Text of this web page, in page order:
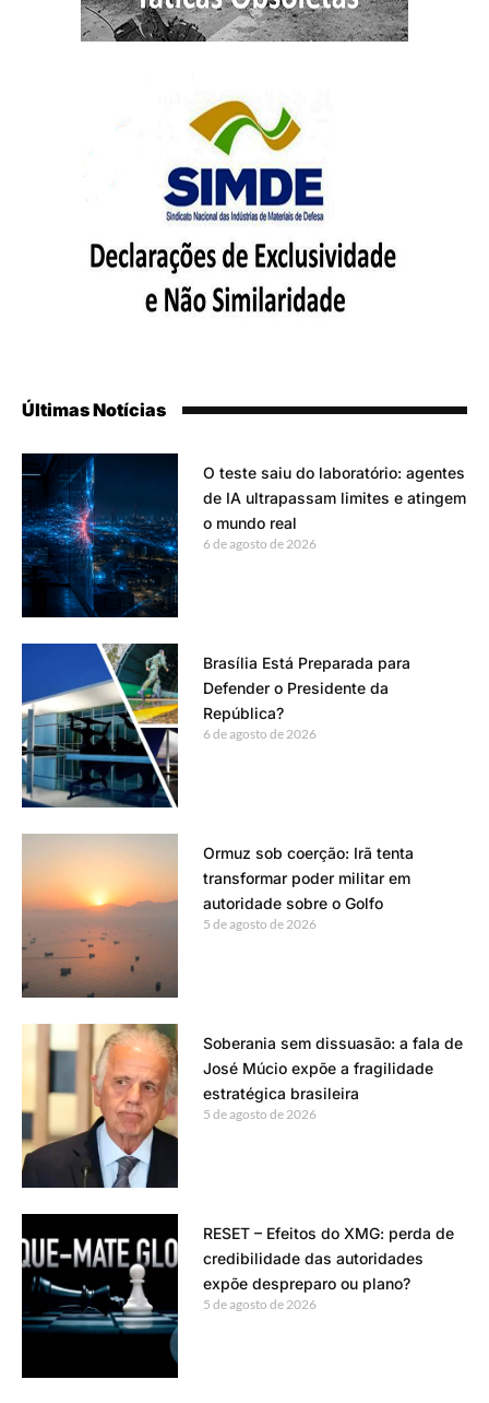
Últimas Notícias
O teste saiu do laboratório: agentes
de IA ultrapassam limites e atingem
o mundo real
6 de agosto de 2026
Brasília Está Preparada para
Defender o Presidente da
República?
6 de agosto de 2026
Ormuz sob coerção: Irã tenta
transformar poder militar em
autoridade sobre o Golfo
5 de agosto de 2026
Soberania sem dissuasão: a fala de
José Múcio expõe a fragilidade
estratégica brasileira
5 de agosto de 2026
RESET – Efeitos do XMG: perda de
credibilidade das autoridades
expõe despreparo ou plano?
5 de agosto de 2026